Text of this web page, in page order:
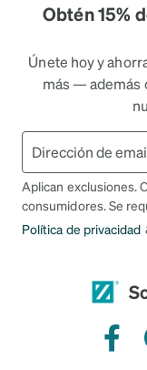
Obtén 15%
Únete hoy y
más — además
Aplican exclusiones.
consumidores. Se
Política de privacidad